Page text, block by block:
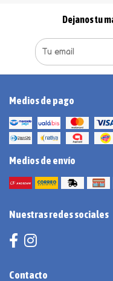
Dejanos tu
Medios de pago
Medios de envío
Nuestras redes sociales
Contacto